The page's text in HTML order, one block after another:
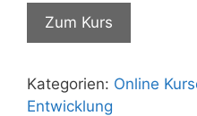
Zum Kurs
Kategorien: Online
Entwicklung